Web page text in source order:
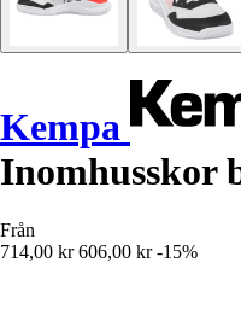
Kempa
Inomhusskor
Från
714,00 kr 606,00 kr -15%